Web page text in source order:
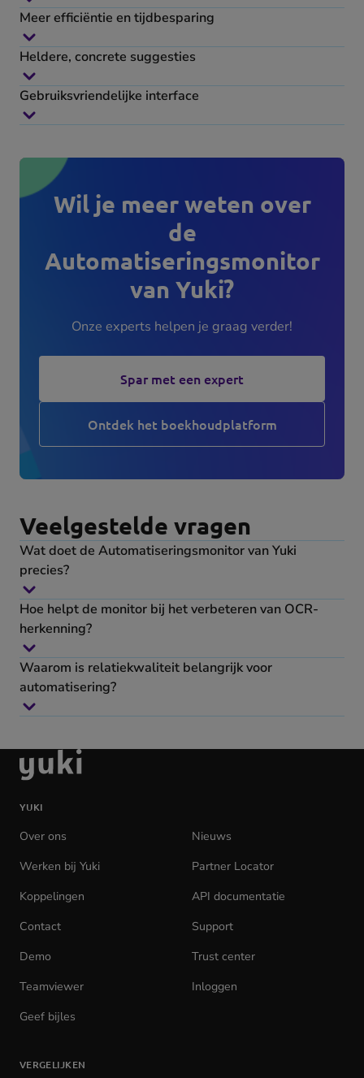
Meer efficiëntie en tijdbesparing
Heldere, concrete suggesties
Gebruiksvriendelijke interface
Wil je meer weten over
de
Automatiseringsmonitor
van Yuki?
Onze experts helpen je graag verder!
Spar met een expert
Ontdek het boekhoudplatform
Veelgestelde vragen
Wat doet de Automatiseringsmonitor van Yuki
precies?
Hoe helpt de monitor bij het verbeteren van OCR-
herkenning?
Waarom is relatiekwaliteit belangrijk voor
automatisering?
Ga
naar
homepage
YUKI
Over ons
Nieuws
Werken bij Yuki
Partner Locator
Koppelingen
API documentatie
Contact
Support
Demo
Trust center
Teamviewer
Inloggen
Geef bijles
VERGELIJKEN